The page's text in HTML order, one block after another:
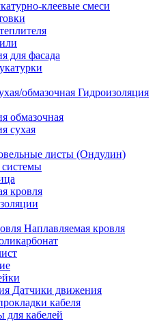
клеевые смеси
для фасада
Гидроизоляция
обмазочная
сухая
листы (Ондулин)
кровля
Наплавляемая кровля
Датчики движения
кабеля
для кабелей